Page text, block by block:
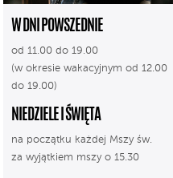
W DNI POWSZEDNIE
od 11.00 do 19.00
(w okresie wakacyjnym od 12.00
do 19.00)
NIEDZIELE I ŚWIĘTA
na początku każdej Mszy św.
za wyjątkiem mszy o 15.30